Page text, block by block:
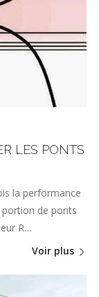
LES PONTS
la performance
portion de ponts
R…
Voir plus